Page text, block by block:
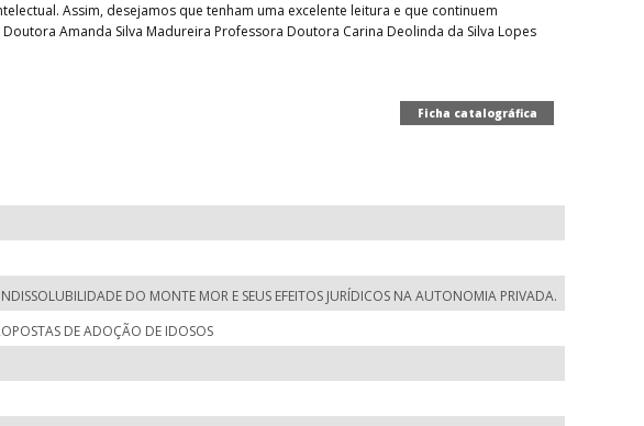
Assim, desejamos que tenham uma excelente leitura e que continuem
Amanda Silva Madureira Professora Doutora Carina Deolinda da Silva Lopes
Ficha catalográfica
DO MONTE MOR E SEUS EFEITOS JURÍDICOS NA AUTONOMIA PRIVADA.
DE ADOÇÃO DE IDOSOS